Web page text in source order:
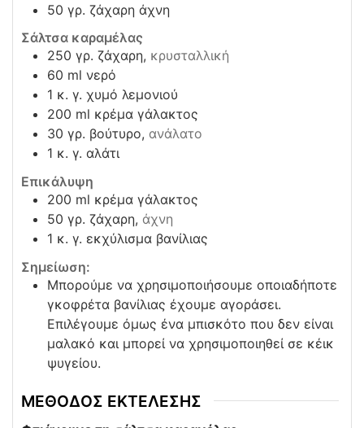
50 γρ. ζάχαρη άχνη
Σάλτσα καραμέλας
250 γρ. ζάχαρη, κρυσταλλική
60 ml νερό
1 κ. γ. χυμό λεμονιού
200 ml κρέμα γάλακτος
30 γρ. βούτυρο, ανάλατο
1 κ. γ. αλάτι
Επικάλυψη
200 ml κρέμα γάλακτος
50 γρ. ζάχαρη, άχνη
1 κ. γ. εκχύλισμα βανίλιας
Σημείωση:
Μπορούμε να χρησιμοποιήσουμε οποιαδήποτε
γκοφρέτα βανίλιας έχουμε αγοράσει.
Επιλέγουμε όμως ένα μπισκότο που δεν είναι
μαλακό και μπορεί να χρησιμοποιηθεί σε κέικ
ψυγείου.
ΜΕΘΟΔΟΣ ΕΚΤΕΛΕΣΗΣ